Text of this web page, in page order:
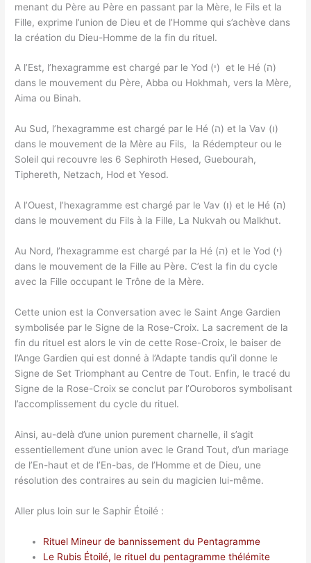
menant du Père au Père en passant par la Mère, le Fils et la
Fille, exprime l’union de Dieu et de l’Homme qui s’achève dans
la création du Dieu-Homme de la fin du rituel.
A l’Est, l’hexagramme est chargé par le Yod (י) et le Hé (ה)
dans le mouvement du Père, Abba ou Hokhmah, vers la Mère,
Aima ou Binah.
Au Sud, l’hexagramme est chargé par le Hé (ה) et la Vav (ו)
dans le mouvement de la Mère au Fils, la Rédempteur ou le
Soleil qui recouvre les 6 Sephiroth Hesed, Guebourah,
Tiphereth, Netzach, Hod et Yesod.
A l’Ouest, l’hexagramme est chargé par le Vav (ו) et le Hé (ה)
dans le mouvement du Fils à la Fille, La Nukvah ou Malkhut.
Au Nord, l’hexagramme est chargé par la Hé (ה) et le Yod (י)
dans le mouvement de la Fille au Père. C’est la fin du cycle
avec la Fille occupant le Trône de la Mère.
Cette union est la Conversation avec le Saint Ange Gardien
symbolisée par le Signe de la Rose-Croix. La sacrement de la
fin du rituel est alors le vin de cette Rose-Croix, le baiser de
l’Ange Gardien qui est donné à l’Adapte tandis qu’il donne le
Signe de Set Triomphant au Centre de Tout. Enfin, le tracé du
Signe de la Rose-Croix se conclut par l’Ouroboros symbolisant
l’accomplissement du cycle du rituel.
Ainsi, au-delà d’une union purement charnelle, il s’agit
essentiellement d’une union avec le Grand Tout, d’un mariage
de l’En-haut et de l’En-bas, de l’Homme et de Dieu, une
résolution des contraires au sein du magicien lui-même.
Aller plus loin sur le Saphir Étoilé :
Rituel Mineur de bannissement du Pentagramme
Le Rubis Étoilé, le rituel du pentagramme thélémite